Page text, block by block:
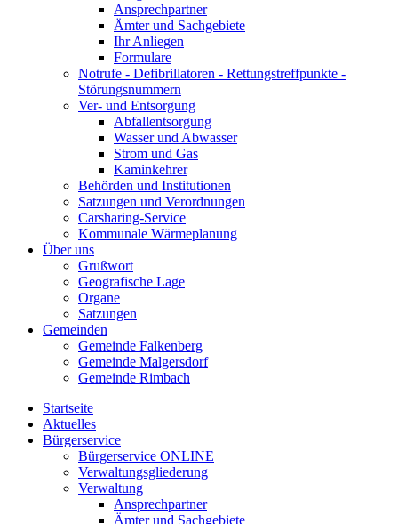
Ansprechpartner
Ämter und Sachgebiete
Ihr Anliegen
Formulare
Notrufe - Defibrillatoren - Rettungstreffpunkte -
Störungsnummern
Ver- und Entsorgung
Abfallentsorgung
Wasser und Abwasser
Strom und Gas
Kaminkehrer
Behörden und Institutionen
Satzungen und Verordnungen
Carsharing-Service
Kommunale Wärmeplanung
Über uns
Grußwort
Geografische Lage
Organe
Satzungen
Gemeinden
Gemeinde Falkenberg
Gemeinde Malgersdorf
Gemeinde Rimbach
Startseite
Aktuelles
Bürgerservice
Bürgerservice ONLINE
Verwaltungsgliederung
Verwaltung
Ansprechpartner
Ämter und Sachgebiete